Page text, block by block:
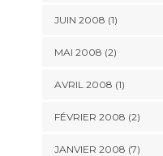
JUIN 2008 (1)
MAI 2008 (2)
AVRIL 2008 (1)
FÉVRIER 2008 (2)
JANVIER 2008 (7)